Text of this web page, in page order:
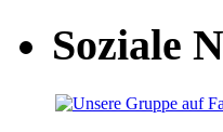
Soziale